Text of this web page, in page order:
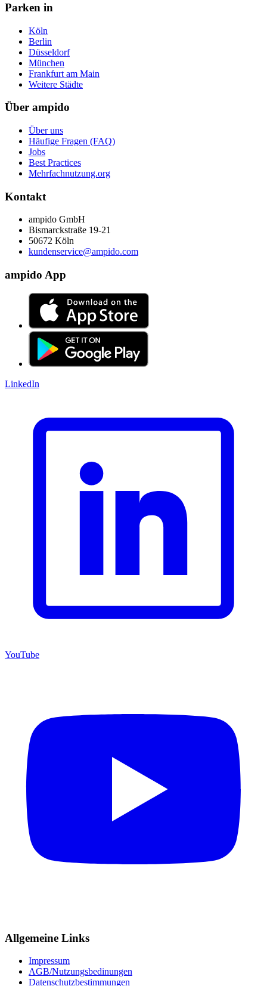
Parken in
Köln
Berlin
Düsseldorf
München
Frankfurt am Main
Weitere Städte
Über ampido
Über uns
Häufige Fragen (FAQ)
Jobs
Best Practices
Mehrfachnutzung.org
Kontakt
ampido GmbH
Bismarckstraße 19-21
50672 Köln
kundenservice@ampido.com
ampido App
LinkedIn
YouTube
Allgemeine Links
Impressum
AGB/Nutzungsbedinungen
Datenschutzbestimmungen